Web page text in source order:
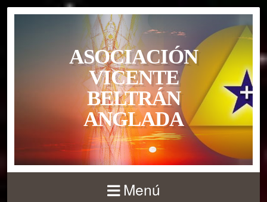
ASOCIACIÓN
VICENTE
BELTRÁN
ANGLADA
Menú